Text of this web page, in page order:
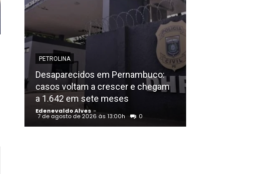
PETROLINA
Desaparecidos em Pernambuco:
casos voltam a crescer e chegam
a 1.642 em sete meses
Edenevaldo Alves -
7 de agosto de 2026 às 13:00h 0